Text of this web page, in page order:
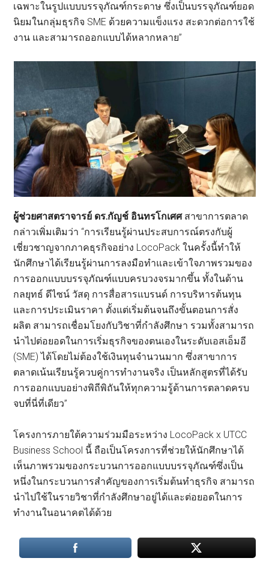
เฉพาะในรูปแบบบรรจุภัณฑ์กระดาษ ซึ่งเป็นบรรจุภัณฑ์ยอด
นิยมในกลุ่มธุรกิจ SME ด้วยความแข็งแรง สะดวกต่อการใช้
งาน และสามารถออกแบบได้หลากหลาย”
ผู้ช่วยศาสตราจารย์ ดร.กัญช์ อินทรโกเศศสาขาการตลาด
กล่าวเพิ่มเติมว่า “การเรียนรู้ผ่านประสบการณ์ตรงกับผู้
เชี่ยวชาญจากภาคธุรกิจอย่าง LocoPack ในครั้งนี้ทำให้
นักศึกษาได้เรียนรู้ผ่านการลงมือทำและเข้าใจภาพรวมของ
การออกแบบบรรจุภัณฑ์แบบครบวงจรมากขึ้น ทั้งในด้าน
กลยุทธ์ ดีไซน์ วัสดุ การสื่อสารแบรนด์ การบริหารต้นทุน
และการประเมินราคา ตั้งแต่เริ่มต้นจนถึงขั้นตอนการสั่ง
ผลิต สามารถเชื่อมโยงกับวิชาที่กำลังศึกษา รวมทั้งสามารถ
นำไปต่อยอดในการเริ่มธุรกิจของตนเองในระดับเอสเอ็มอี
(SME) ได้โดยไม่ต้องใช้เงินทุนจำนวนมาก ซึ่งสาขาการ
ตลาดเน้นเรียนรู้ควบคู่การทำงานจริง เป็นหลักสูตรที่ได้รับ
การออกแบบอย่างพิถีพิถันให้ทุกความรู้ด้านการตลาดครบ
จบที่นี่ที่เดียว”
โครงการภายใต้ความร่วมมือระหว่าง LocoPack x UTCC
Business School นี้ ถือเป็นโครงการที่ช่วยให้นักศึกษาได้
เห็นภาพรวมของกระบวนการออกแบบบรรจุภัณฑ์ซึ่งเป็น
หนึ่งในกระบวนการสำคัญของการเริ่มต้นทำธุรกิจ สามารถ
นำไปใช้ในรายวิชาที่กำลังศึกษาอยู่ได้และต่อยอดในการ
ทำงานในอนาคตได้ด้วย